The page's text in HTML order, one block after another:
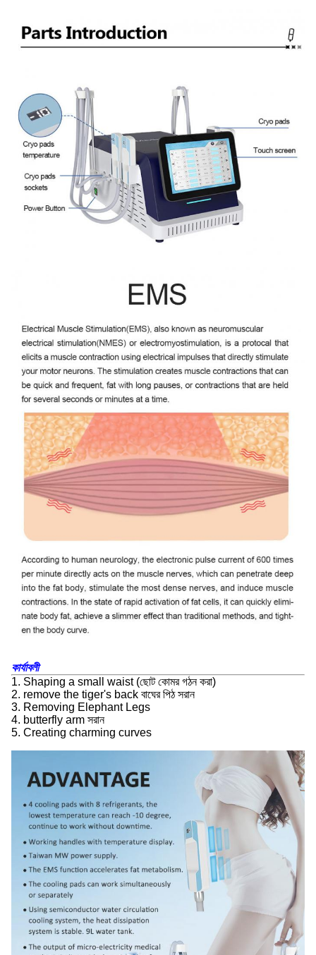
কার্যাবলী
1. Shaping a small waist (ছোট কোমর গঠন করা)
2. remove the tiger's back বাঘের পিঠ সরান
3. Removing Elephant Legs
4. butterfly arm সরান
5. Creating charming curves